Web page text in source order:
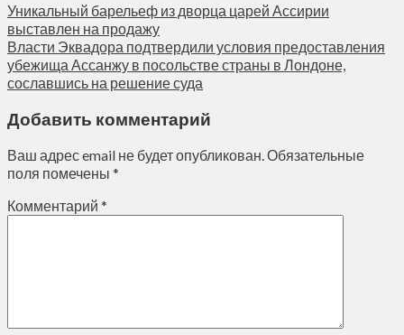
Уникальный барельеф из дворца царей Ассирии
выставлен на продажу
Власти Эквадора подтвердили условия предоставления
убежища Ассанжу в посольстве страны в Лондоне,
сославшись на решение суда
Добавить комментарий
Ваш адрес email не будет опубликован.Обязательные
поля помечены *
Комментарий *